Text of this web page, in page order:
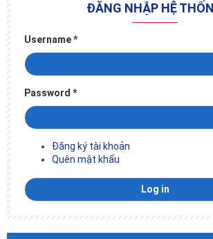
ĐĂNG NHẬP HỆ
Username*
Password *
Đăng ký tài khoản
Quên mật khẩu